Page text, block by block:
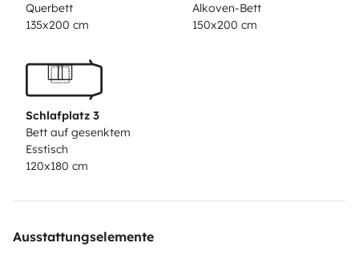
Querbett
135x200 cm
Alkoven-Bett
150x200 cm
Schlafplatz 3
Bett auf gesenktem
Esstisch
120x180 cm
Ausstattungselemente